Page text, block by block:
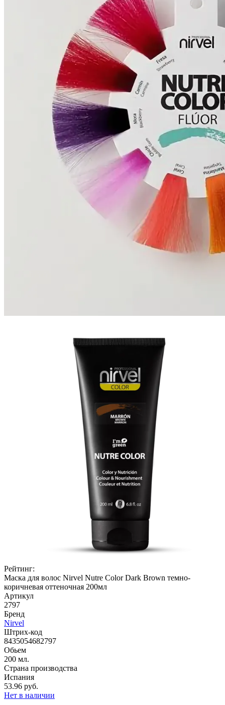
Рейтинг:
Маска для волос Nirvel Nutre Color Dark Brown темно-
коричневая оттеночная 200мл
Артикул
2797
Бренд
Nirvel
Штрих-код
8435054682797
Обьем
200 мл.
Страна производства
Испания
53.96 руб.
Нет в наличии